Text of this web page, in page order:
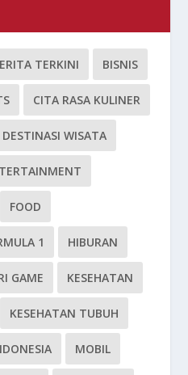
TERKINI BISNIS
CITA RASA KULINER
DESTINASI WISATA
FOOD
1 HIBURAN
GAME KESEHATAN
KESEHATAN TUBUH
MOBIL